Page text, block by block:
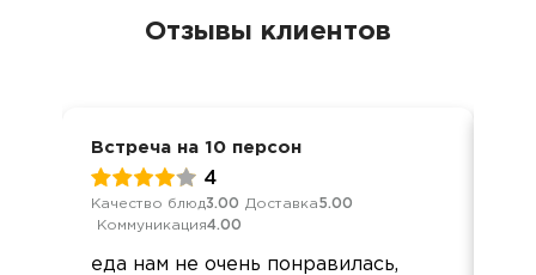
Отзывы клиентов
Встреча на 10 персон
4
Качество блюд3.00 Доставка5.00
Коммуникация4.00
еда нам не очень понравилась,